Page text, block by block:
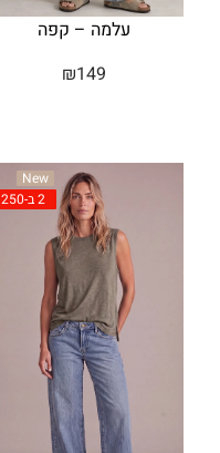
עלמה – קפה
₪149
New
2 ב-250 ₪